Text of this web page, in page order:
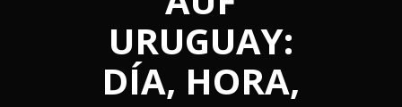
URUGUAY:
DÍA, HORA,